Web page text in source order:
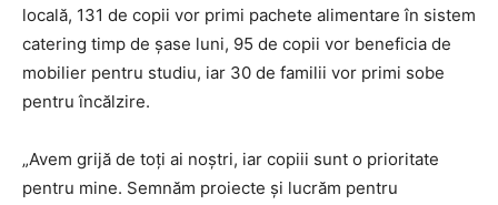
locală, 131 de copii vor primi pachete alimentare în sistem
catering timp de șase luni, 95 de copii vor beneficia de
mobilier pentru studiu, iar 30 de familii vor primi sobe
pentru încălzire.
„Avem grijă de toți ai noștri, iar copiii sunt o prioritate
pentru mine. Semnăm proiecte și lucrăm pentru